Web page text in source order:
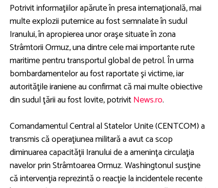
Potrivit informaţiilor apărute în presa internaţională, mai
multe explozii puternice au fost semnalate în sudul
Iranului, în apropierea unor oraşe situate în zona
Strâmtorii Ormuz, una dintre cele mai importante rute
maritime pentru transportul global de petrol. În urma
bombardamentelor au fost raportate şi victime, iar
autorităţile iraniene au confirmat că mai multe obiective
din sudul ţării au fost lovite, potrivitNews.ro.
Comandamentul Central al Statelor Unite (CENTCOM) a
transmis că operaţiunea militară a avut ca scop
diminuarea capacităţii Iranului de a ameninţa circulaţia
navelor prin Strâmtoarea Ormuz. Washingtonul susţine
că intervenţia reprezintă o reacţie la incidentele recente